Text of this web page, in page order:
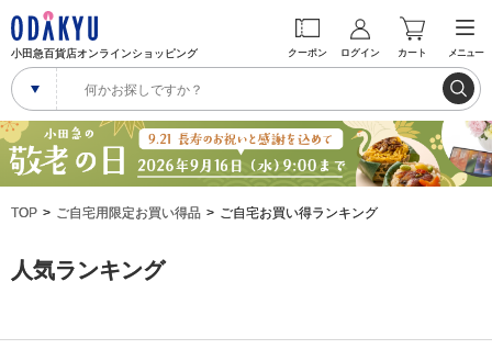
小田急百貨店オンラインショッピング クーポン ログイン カート メニュー
TOP ご自宅用限定お買い得品 ご自宅お買い得ランキング
人気ランキング